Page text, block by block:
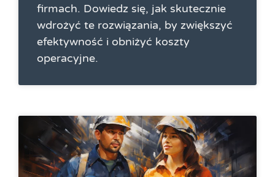
firmach. Dowiedz się, jak skutecznie
wdrożyć te rozwiązania, by zwiększyć
efektywność i obniżyć koszty
operacyjne.